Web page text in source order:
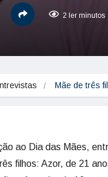
2 ler minutos
Mãe de três
ao Dia das Mães,
filhos: Azor, de 21